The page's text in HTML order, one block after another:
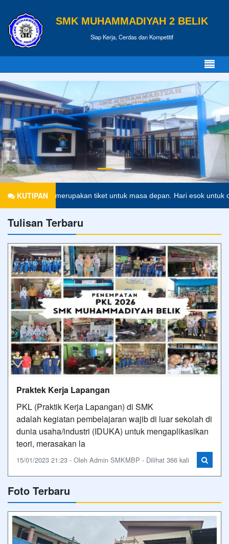
SMK MUHAMMADIYAH 2 BELIK
Siap Kerja, Cerdas dan Kompetitif
KUTIPAN
merupakan tiket untuk masa depan. Hari esok untuk orang-
Tulisan Terbaru
Praktek Kerja Lapangan
PKL (Praktik Kerja Lapangan) di SMK
adalah kegiatan pembelajaran wajib di luar sekolah di
dunia usaha/industri (IDUKA) untuk mengaplikasikan
teori, merasakan la
15/01/2023 21:23 - Oleh Admin SMKMBP - Dilihat 366 kali
Foto Terbaru